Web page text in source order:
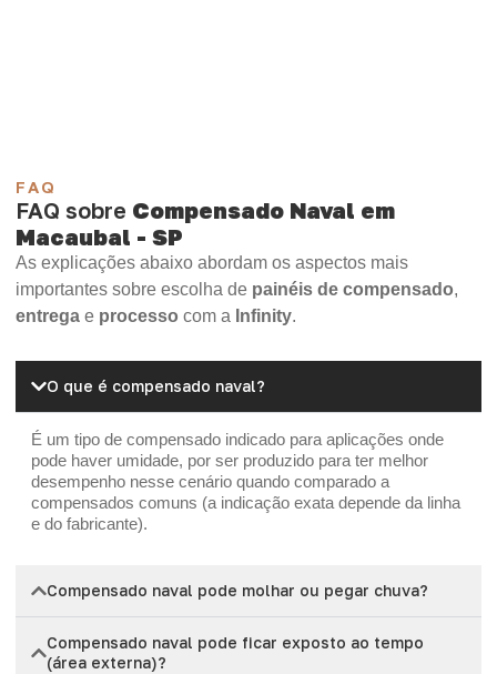
FAQ
FAQ sobre Compensado Naval em
Macaubal - SP
As explicações abaixo abordam os aspectos mais
importantes sobre escolha de painéis de compensado,
entrega e processo com a Infinity.
O que é compensado naval?
É um tipo de compensado indicado para aplicações onde
pode haver umidade, por ser produzido para ter melhor
desempenho nesse cenário quando comparado a
compensados comuns (a indicação exata depende da linha
e do fabricante).
Compensado naval pode molhar ou pegar chuva?
Compensado naval pode ficar exposto ao tempo
(área externa)?